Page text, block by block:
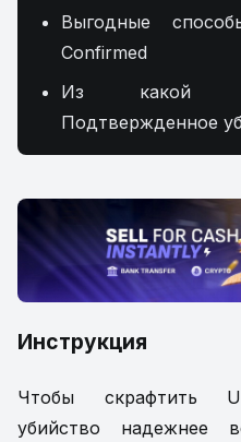
Выгодные
Confirmed
Из какой
Подтвержденное
Инструкция
Чтобы скрафтить
убийство надежнее